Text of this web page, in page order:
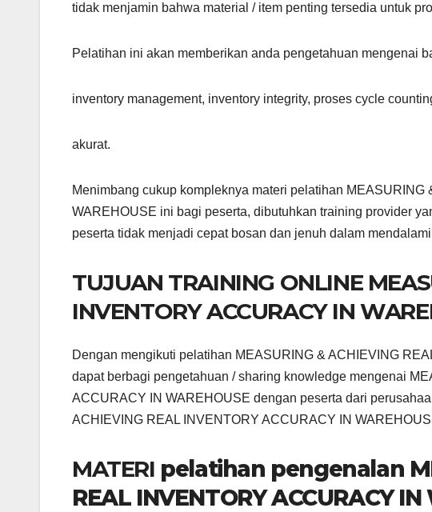
tidak menjamin bahwa material / item penting tersedia untuk
Pelatihan ini akan memberikan anda pengetahuan mengenai
inventory management, inventory integrity, proses cycle
akurat.
Menimbang cukup kompleknya materi pelatihan
WAREHOUSE ini bagi peserta, dibutuhkan training provider
peserta tidak menjadi cepat bosan dan jenuh dalam
TUJUAN TRAINING ONLINE
INVENTORY ACCURACY IN
Dengan mengikuti pelatihan MEASURING & ACHIEVING
dapat berbagi pengetahuan / sharing knowledge mengenai
ACCURACY IN WAREHOUSE dengan peserta dari
ACHIEVING REAL INVENTORY ACCURACY IN
MATERI pelatihan pengenalan
REAL INVENTORY ACCURACY